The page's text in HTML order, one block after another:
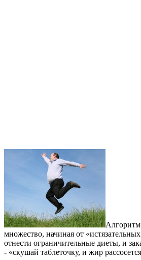
множество, начиная от
отнести ограничительные диеты, и
- «скушай таблеточку, и жир